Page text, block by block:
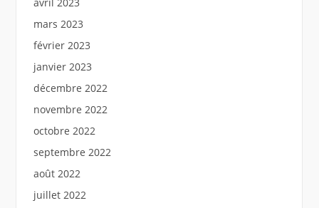
mars 2023
février 2023
janvier 2023
décembre 2022
novembre 2022
octobre 2022
septembre 2022
août 2022
juillet 2022